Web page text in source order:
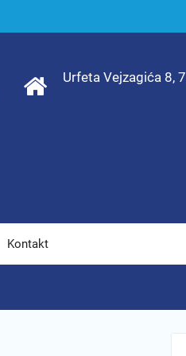
Urfeta Vejzagića 8,
Kontakt